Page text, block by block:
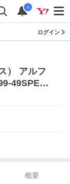
i
ログイン
） アルフ
49SPEX
概要